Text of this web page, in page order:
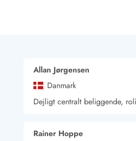
Minigolf i Vestjylland
Svømmehaller og badelande
Golfferie i sommerhus
Rideskoler/Ponyridning
Allan Jørgensen
Danmark
Dejligt centralt beliggende,
Rainer Hoppe